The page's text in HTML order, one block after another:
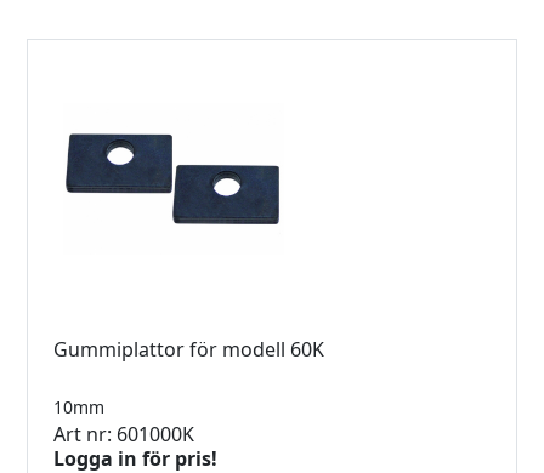
Gummiplattor för modell 60K
10mm
Art nr: 601000K
Logga in för pris!